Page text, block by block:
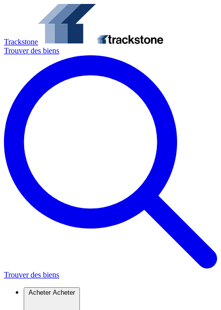
Trackstone
Trouver des biens
Trouver des biens
Acheter Acheter